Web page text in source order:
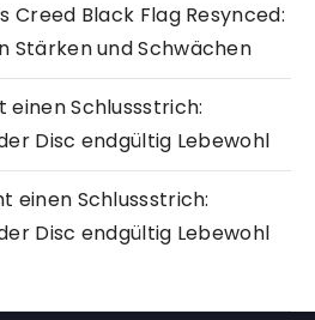
Creed Black Flag Resynced:
Stärken und Schwächen
einen Schlussstrich:
Disc endgültig Lebewohl
einen Schlussstrich:
Disc endgültig Lebewohl